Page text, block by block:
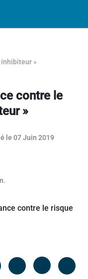
inhibiteur »
contre le
»
le 07 Juin 2019
Facebook